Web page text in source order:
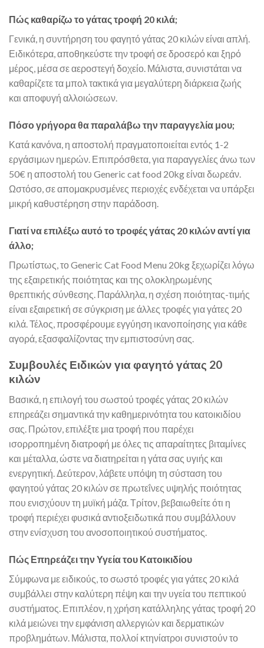
Πώς καθαρίζω το γάτας τροφή 20 κιλά;
Γενικά, η συντήρηση του φαγητό γάτας 20 κιλών είναι απλή.
Ειδικότερα, αποθηκεύστε την τροφή σε δροσερό και ξηρό
μέρος, μέσα σε αεροστεγή δοχείο. Μάλιστα, συνιστάται να
καθαρίζετε τα μπολ τακτικά για μεγαλύτερη διάρκεια ζωής
και αποφυγή αλλοιώσεων.
Πόσο γρήγορα θα παραλάβω την παραγγελία μου;
Κατά κανόνα, η αποστολή πραγματοποιείται εντός 1-2
εργάσιμων ημερών. Επιπρόσθετα, για παραγγελίες άνω των
50€ η αποστολή του Generic cat food 20kg είναι δωρεάν.
Ωστόσο, σε απομακρυσμένες περιοχές ενδέχεται να υπάρξει
μικρή καθυστέρηση στην παράδοση.
Γιατί να επιλέξω αυτό το τροφές γάτας 20 κιλών αντί για
άλλο;
Πρωτίστως, το Generic Cat Food Menu 20kg ξεχωρίζει λόγω
της εξαιρετικής ποιότητας και της ολοκληρωμένης
θρεπτικής σύνθεσης. Παράλληλα, η σχέση ποιότητας-τιμής
είναι εξαιρετική σε σύγκριση με άλλες τροφές για γάτες 20
κιλά. Τέλος, προσφέρουμε εγγύηση ικανοποίησης για κάθε
αγορά, εξασφαλίζοντας την εμπιστοσύνη σας.
Συμβουλές Ειδικών για φαγητό γάτας 20
κιλών
Βασικά, η επιλογή του σωστού τροφές γάτας 20 κιλών
επηρεάζει σημαντικά την καθημερινότητα του κατοικιδίου
σας. Πρώτον, επιλέξτε μια τροφή που παρέχει
ισορροπημένη διατροφή με όλες τις απαραίτητες βιταμίνες
και μέταλλα, ώστε να διατηρείται η γάτα σας υγιής και
ενεργητική. Δεύτερον, λάβετε υπόψη τη σύσταση του
φαγητού γάτας 20 κιλών σε πρωτεΐνες υψηλής ποιότητας
που ενισχύουν τη μυϊκή μάζα. Τρίτον, βεβαιωθείτε ότι η
τροφή περιέχει φυσικά αντιοξειδωτικά που συμβάλλουν
στην ενίσχυση του ανοσοποιητικού συστήματος.
Πώς Επηρεάζει την Υγεία του Κατοικιδίου
Σύμφωνα με ειδικούς, το σωστό τροφές για γάτες 20 κιλά
συμβάλλει στην καλύτερη πέψη και την υγεία του πεπτικού
συστήματος. Επιπλέον, η χρήση κατάλληλης γάτας τροφή 20
κιλά μειώνει την εμφάνιση αλλεργιών και δερματικών
προβλημάτων. Μάλιστα, πολλοί κτηνίατροι συνιστούν το